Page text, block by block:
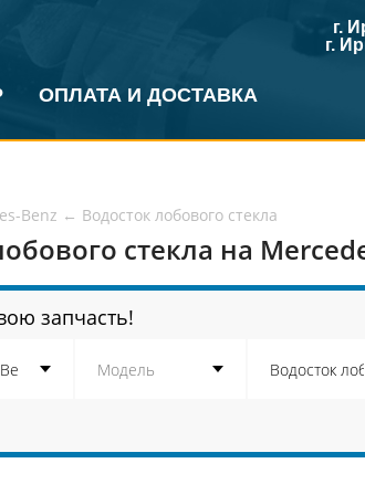
ОПЛАТА И ДОСТАВКА
г.
г.
Benz ← Водосток лобового стекла
стекла на
запчасть!